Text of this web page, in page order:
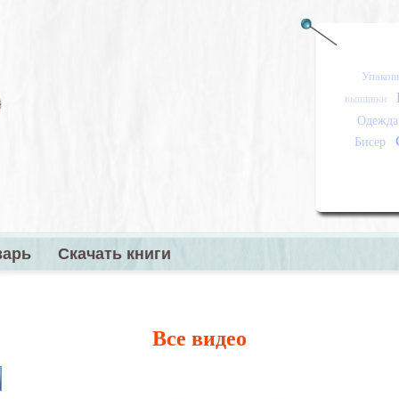
вышивки
Одежда
Бисер
Скачать книги
Все видео